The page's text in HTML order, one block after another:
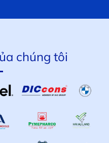
chúng tôi